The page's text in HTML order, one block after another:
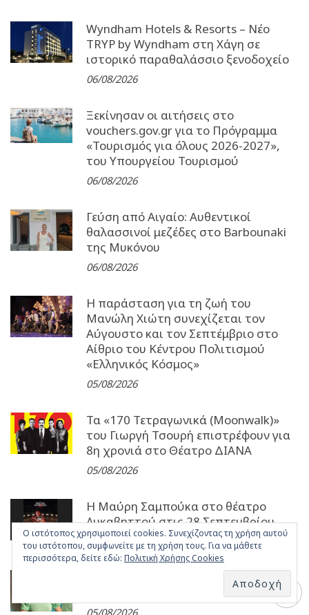
Wyndham Hotels & Resorts – Νέο
TRYP by Wyndham στη Χάγη σε
ιστορικό παραθαλάσσιο ξενοδοχείο
06/08/2026
Ξεκίνησαν οι αιτήσεις στο
vouchers.gov.gr για το Πρόγραμμα
«Τουρισμός για όλους 2026-2027»,
του Υπουργείου Τουρισμού
06/08/2026
Γεύση από Αιγαίο: Αυθεντικοί
θαλασσινοί μεζέδες στο Barbounaki
της Μυκόνου
06/08/2026
Η παράσταση για τη ζωή του
Μανώλη Χιώτη συνεχίζεται τον
Αύγουστο και τον Σεπτέμβριο στο
Αίθριο του Κέντρου Πολιτισμού
«Ελληνικός Κόσμος»
05/08/2026
Τα «170 Τετραγωνικά (Moonwalk)»
του Γιωργή Τσουρή επιστρέφουν για
8η χρονιά στο Θέατρο ΔΙΑΝΑ
05/08/2026
Η Μαύρη Σαμπούκα στο θέατρο
Λυκαβηττού στις 28 Σεπτεμβρίου
05/08/2026
Η ELENI ανεβαίνει στο stage της
05/08/2026
Ο ιστότοπος χρησιμοποιεί cookies. Συνεχίζοντας τη χρήση αυτού
του ιστότοπου, συμφωνείτε με τη χρήση τους. Για να μάθετε
περισσότερα, δείτε εδώ: Πολιτική Χρήσης Cookies